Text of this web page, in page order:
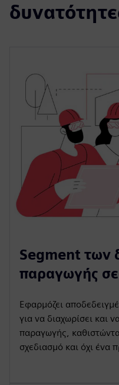
Segment των
παραγωγής
Εφαρμόζει
για να διαχωρίσει και
παραγωγής,
σχεδιασμό και όχι ένα